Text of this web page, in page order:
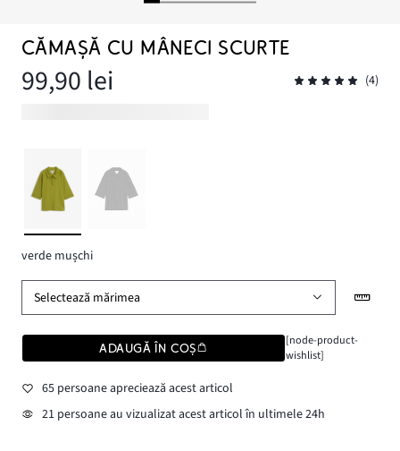
CĂMAȘĂ CU MÂNECI SCURTE
99,90 lei (4)
verde mușchi
Selectează mărimea
ADAUGĂ ÎN COȘ
[node-product-
wishlist]
65 persoane apreciează acest articol
21 persoane au vizualizat acest articol în ultimele 24h